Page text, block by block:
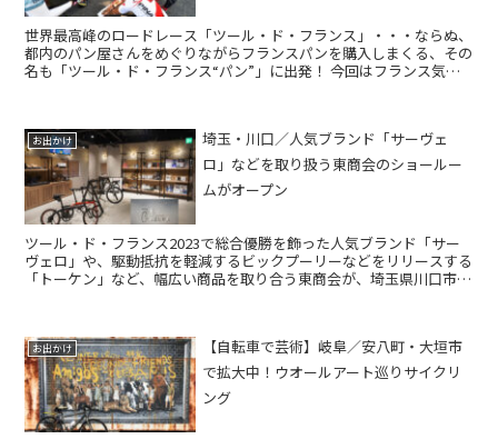
世界最高峰のロードレース「ツール・ド・フランス」・・・ならぬ、
都内のパン屋さんをめぐりながらフランスパンを購入しまくる、その
名も「ツール・ド・フランス“パン”」に出発！ 今回はフランス気分
お出かけ
埼玉・川口／人気ブランド「サーヴェ
ロ」などを取り扱う東商会のショールー
ムがオープン
ツール・ド・フランス2023で総合優勝を飾った人気ブランド「サー
ヴェロ」や、駆動抵抗を軽減するビックプーリーなどをリリースする
「トーケン」など、幅広い商品を取り合う東商会が、埼玉県川口市に
お出かけ
【自転車で芸術】岐阜／安八町・大垣市
で拡大中！ウオールアート巡りサイクリ
ング